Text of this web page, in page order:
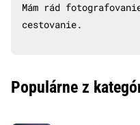
Mám rád
cestovanie.
Populárne z